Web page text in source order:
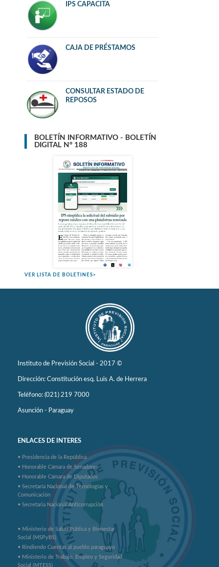
IPS CAPACITA
CAJA DE PRÉSTAMOS
CONSULTAR ESTADO DE
REPOSOS
BOLETÍN INFORMATIVO - BOLETÍN
DIGITAL N° 188
VER LISTA DE BOLETINES>
Instituto de Previsión Social - 2017 ©
Dirección: Constitución esq. Luis A. de Herrera
Teléfono: (021) 219 7000
Asunción - Paraguay
ENLACES DE INTERES
• Presidencia de la República
• Honorable Cámara de Senadores
• Honorable Cámara de Diputados
• Secretaría Nacional de Tecnologías y
Comunicación
• Secretaria Nacional Anticorrupción
• Ministerio de Salud Pública y Bienestar
Social (MSPyBS)
• Rindiendo Cuentas al pueblo paraguayo
• Ministerio de Trabajo, Empleo y Seguridad
Social (MTESS)